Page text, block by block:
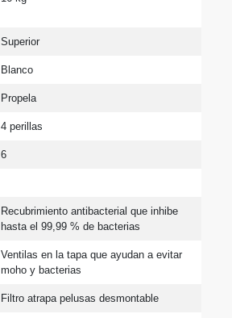
Superior
Blanco
Propela
4 perillas
6
Recubrimiento antibacterial que inhibe
hasta el 99,99 % de bacterias
Ventilas en la tapa que ayudan a evitar
moho y bacterias
Filtro atrapa pelusas desmontable